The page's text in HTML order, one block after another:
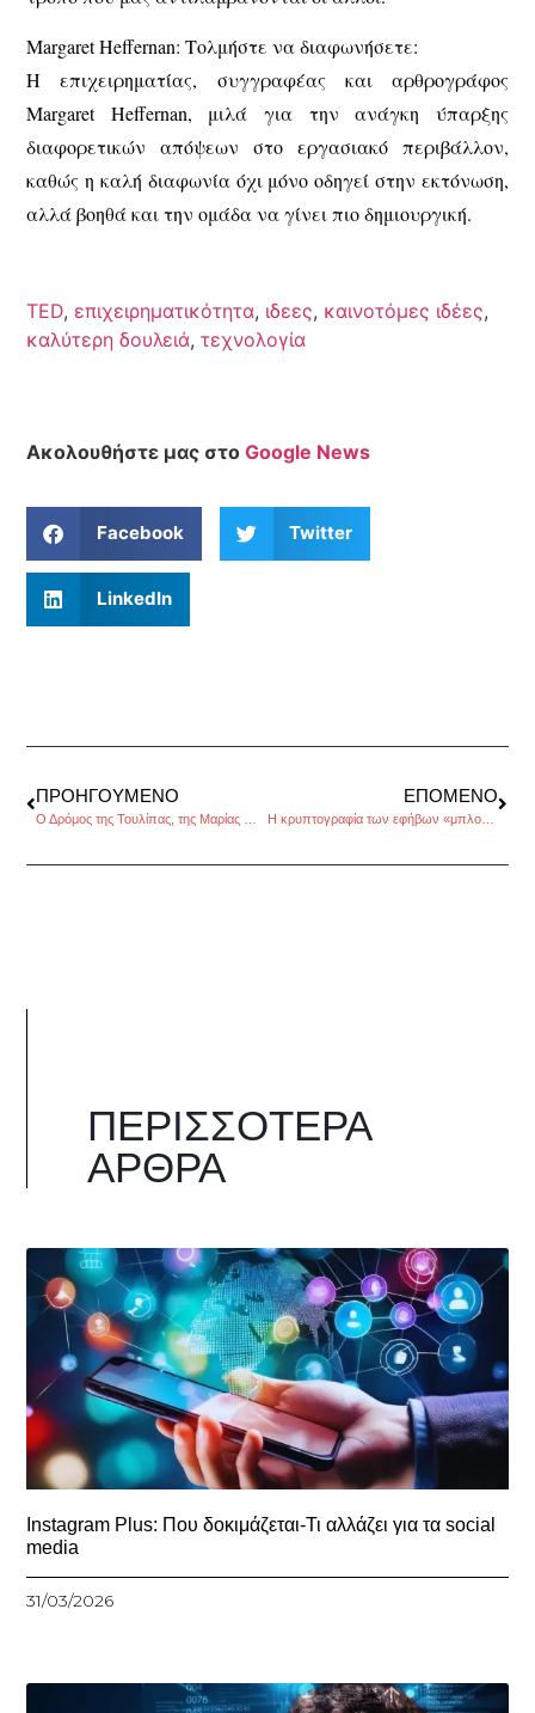
Margaret Heffernan: Τολμήστε να διαφωνήσετε:
Η επιχειρηματίας, συγγραφέας και αρθρογράφος
Margaret Heffernan, μιλά για την ανάγκη ύπαρξης
διαφορετικών απόψεων στο εργασιακό περιβάλλον,
καθώς η καλή διαφωνία όχι μόνο οδηγεί στην εκτόνωση,
αλλά βοηθά και την ομάδα να γίνει πιο δημιουργική.
TED, επιχειρηματικότητα, ιδεες, καινοτόμες ιδέες,
καλύτερη δουλειά,τεχνολογία
Ακολουθήστε μας στοGoogle News
Facebook Twitter
LinkedIn
ΠΡΟΗΓΟΎΜΕΝΟ ΕΠΌΜΕΝΟ
Η κρυπτογραφία των εφήβων «μπλοκάρει» τους… διαφημιστές στο facebook
ΠΕΡΙΣΣΌΤΕΡΑ
ΆΡΘΡΑ
Instagram Plus: Που δοκιμάζεται-Τι αλλάζει για τα social
media
31/03/2026